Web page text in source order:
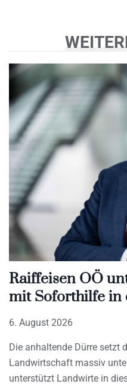
Raiffeisen OÖ
mit Soforthilfe in
6. August 2026
Die anhaltende Dürre setzt
Landwirtschaft massiv
unterstützt Landwirte in